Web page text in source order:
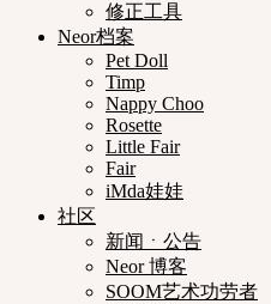
修正工具
Neor档案
Pet Doll
Timp
Nappy Choo
Rosette
Little Fair
Fair
iMda娃娃
社区
新闻ㆍ公告
Neor 博客
SOOM艺术功劳者